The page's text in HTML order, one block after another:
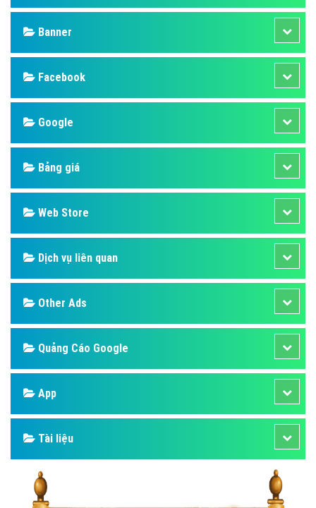
Banner
Facebook
Google
Bảng giá
Web Store
Dịch vụ liên quan
Other Ads
Quảng Cáo Google
App
Tài liệu